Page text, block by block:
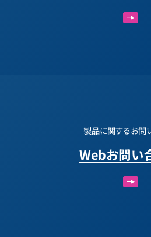
製品に関するお問
Webお問い